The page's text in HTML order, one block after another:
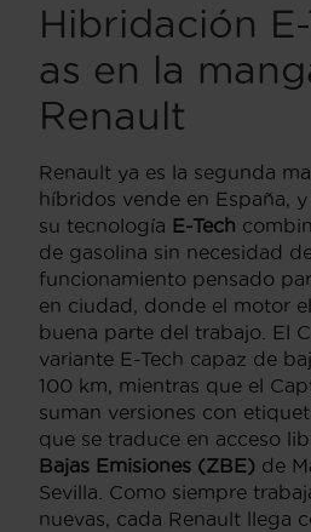
Hibridación
as en la
Renault
Renault ya es la segunda
híbridos vende en España,
su tecnología E-Tech
de gasolina sin necesidad
funcionamiento pensado
en ciudad, donde el motor
buena parte del trabajo. El
variante E-Tech capaz de
100 km, mientras que el
suman versiones con
que se traduce en acceso
Bajas Emisiones (ZBE) de
Sevilla. Como siempre
nuevas, cada Renault llega